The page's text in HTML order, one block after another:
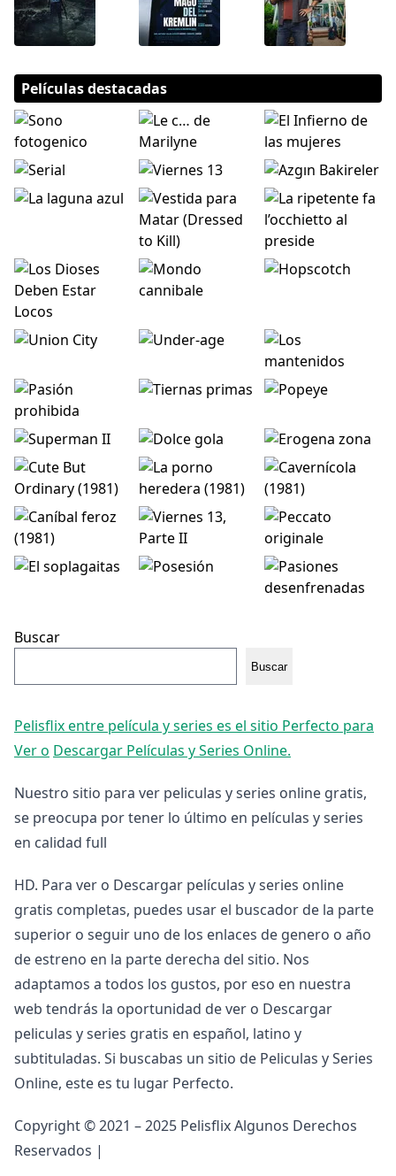
Películas destacadas
Buscar
Buscar
Pelisflix entre película y series es el sitio Perfecto para
Ver o Descargar Películas y Series Online.
Nuestro sitio para ver peliculas y series online gratis,
se preocupa por tener lo último en películas y series
en calidad full
HD. Para ver o Descargar películas y series online
gratis completas, puedes usar el buscador de la parte
superior o seguir uno de los enlaces de genero o año
de estreno en la parte derecha del sitio. Nos
adaptamos a todos los gustos, por eso en nuestra
web tendrás la oportunidad de ver o Descargar
peliculas y series gratis en español, latino y
subtituladas. Si buscabas un sitio de Peliculas y Series
Online, este es tu lugar Perfecto.
Copyright © 2021 – 2025 Pelisflix Algunos Derechos
Reservados |